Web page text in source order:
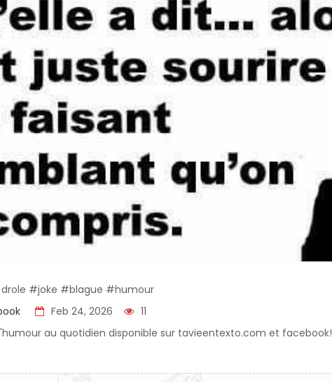
drole #joke #blague #humour
Feb 24, 2026
11
au quotidien disponible sur tavieentexto.com et facebook!